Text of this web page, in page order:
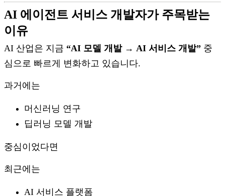
AI 에이전트 서비스 개발자가 주목받는
이유
AI 산업은 지금 “AI 모델 개발 → AI 서비스 개발” 중
심으로 빠르게 변화하고 있습니다.
과거에는
머신러닝 연구
딥러닝 모델 개발
중심이었다면
최근에는
AI 서비스 플랫폼